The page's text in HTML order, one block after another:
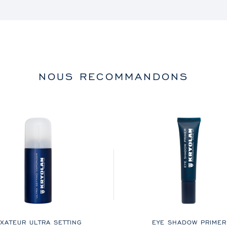
NOUS RECOMMANDONS
ULTRA SETTING
EYE SHADOW PRIMER